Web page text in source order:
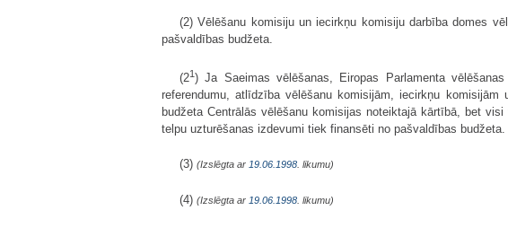
(2) Vēlēšanu komisiju un iecirkņu komisiju darbība domes
pašvaldības budžeta.
(21) Ja Saeimas vēlēšanas, Eiropas Parlamenta
referendumu, atlīdzība vēlēšanu komisijām, iecirkņu
budžeta Centrālās vēlēšanu komisijas noteiktajā kārtībā, bet
telpu uzturēšanas izdevumi tiek finansēti no pašvaldības budžeta.
(3) (Izslēgta ar 19.06.1998. likumu)
(4) (Izslēgta ar 19.06.1998. likumu)